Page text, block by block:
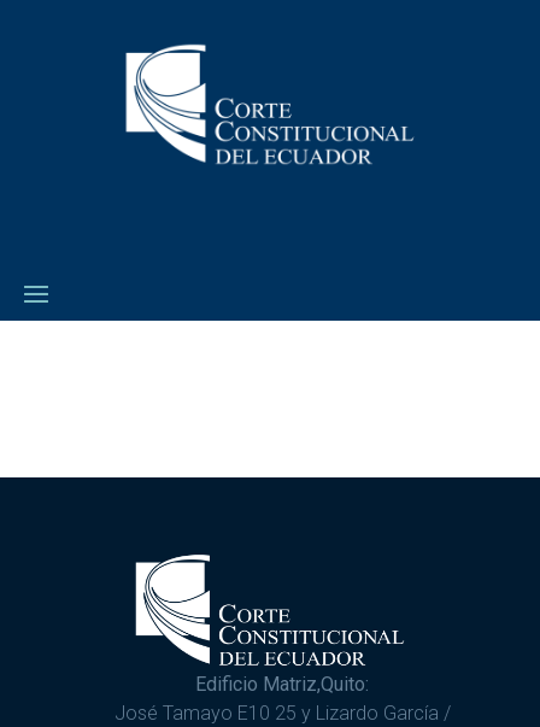
Edificio Matriz,Quito:
José Tamayo E10 25 y Lizardo García /